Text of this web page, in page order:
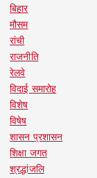
बिहार
मौसम
रांची
राजनीति
रेलवे
विदाई समारोह
विशेष
विषेष
शासन प्रशासन
शिक्षा जगत
श्रद्धांजलि